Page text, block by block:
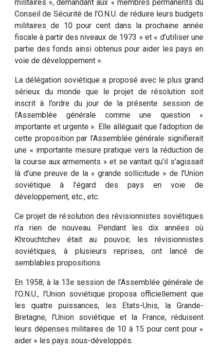
militaires », demandant aux « membres permanents du
Conseil de Sécurité de l’O.N.U. de réduire leurs budgets
militaires de 10 pour cent dans la prochaine année
fiscale à partir des niveaux de 1973 » et « d’utiliser une
partie des fonds ainsi obtenus pour aider les pays en
voie de développement ».
La délégation soviétique a proposé avec le plus grand
sérieux du monde que le projet de résolution soit
inscrit à l’ordre du jour de la présente session de
l’Assemblée générale comme une question «
importante et urgente ». Elle alléguait que l’adoption de
cette proposition par l’Assemblée générale signifierait
une « importante mesure pratique vers la réduction de
la course aux armements » et se vantait qu’il s’agissait
là d’une preuve de la « grande sollicitude » de l’Union
soviétique à l’égard des pays en voie de
développement, etc., etc.
Ce projet de résolution des révisionnistes soviétiques
n’a rien de nouveau. Pendant les dix années où
Khrouchtchev était au pouvoir, les révisionnistes
soviétiques, à plusieurs reprises, ont lancé de
semblables propositions.
En 1958, à la 13e session de l’Assemblée générale de
l’O.N.U., l’Union soviétique proposa officiellement que
les quatre puissances, les Etats-Unis, la Grande-
Bretagne, l’Union soviétique et la France, réduisent
leurs dépenses militaires de 10 à 15 pour cent pour «
aider » les pays sous-développés.